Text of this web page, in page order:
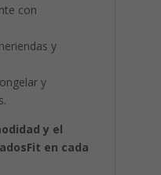
con
y
y
y el
en cada